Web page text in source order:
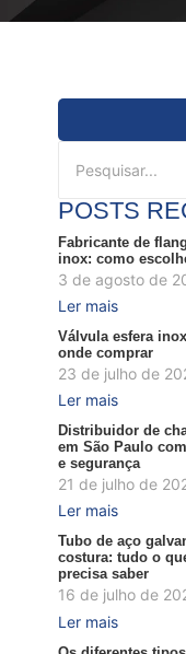
POSTS
Fabricante de
inox: como
3 de agosto de
Ler mais
Válvula esfera
onde comprar
23 de julho de
Ler mais
Distribuidor de
em São Paulo
e segurança
21 de julho de
Ler mais
Tubo de aço
costura: tudo o
precisa saber
16 de julho de
Ler mais